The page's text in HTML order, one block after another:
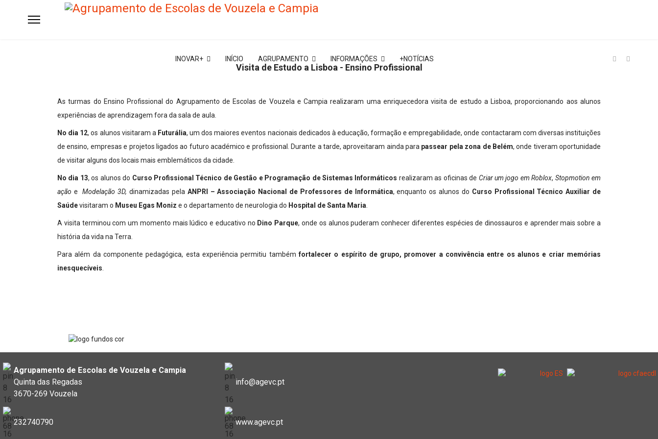
INOVAR+ INÍCIO AGRUPAMENTO INFORMAÇÕES +NOTÍCIAS
Visita de Estudo a Lisboa - Ensino Profissional
As turmas do Ensino Profissional do Agrupamento de Escolas de Vouzela e Campia realizaram uma enriquecedora visita de estudo a Lisboa, proporcionando aos alunos
experiências de aprendizagem fora da sala de aula.
No dia 12, os alunos visitaram a Futurália, um dos maiores eventos nacionais dedicados à educação, formação e empregabilidade, onde contactaram com diversas instituições
de ensino, empresas e projetos ligados ao futuro académico e profissional. Durante a tarde, aproveitaram ainda para passear pela zona de Belém, onde tiveram oportunidade
de visitar alguns dos locais mais emblemáticos da cidade.
No dia 13, os alunos do Curso Profissional Técnico de Gestão e Programação de Sistemas Informáticos realizaram as oficinas de Criar um jogo em Roblox, Stopmotion em
ação eModelação 3D, dinamizadas pela ANPRI – Associação Nacional de Professores de Informática, enquanto os alunos do Curso Profissional Técnico Auxiliar de
Saúdevisitaram o Museu Egas Moniz e o departamento de neurologia do Hospital de Santa Maria
A visita terminou com um momento mais lúdico e educativo no Dino Parque, onde os alunos puderam conhecer diferentes espécies de dinossauros e aprender mais sobre a
história da vida na Terra.
Para além da componente pedagógica, esta experiência permitiu tambémfortalecer o espírito de grupo, promover a convivência entre os alunos e criar memórias
inesquecíveis
Agrupamento de Escolas de Vouzela e Campia
Quinta das Regadas
3670-269 Vouzela
232740790
info@agevc.pt
www.agevc.pt